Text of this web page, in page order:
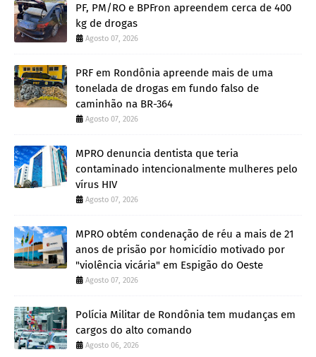
PF, PM/RO e BPFron apreendem cerca de 400
kg de drogas
Agosto 07, 2026
PRF em Rondônia apreende mais de uma
tonelada de drogas em fundo falso de
caminhão na BR-364
Agosto 07, 2026
MPRO denuncia dentista que teria
contaminado intencionalmente mulheres pelo
vírus HIV
Agosto 07, 2026
MPRO obtém condenação de réu a mais de 21
anos de prisão por homicídio motivado por
"violência vicária" em Espigão do Oeste
Agosto 07, 2026
Polícia Militar de Rondônia tem mudanças em
cargos do alto comando
Agosto 06, 2026